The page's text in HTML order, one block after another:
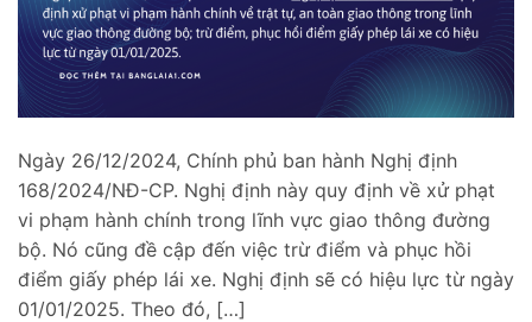
Ngày 26/12/2024, Chính phủ ban hành Nghị định
168/2024/NĐ-CP. Nghị định này quy định về xử phạt
vi phạm hành chính trong lĩnh vực giao thông đường
bộ. Nó cũng đề cập đến việc trừ điểm và phục hồi
điểm giấy phép lái xe. Nghị định sẽ có hiệu lực từ ngày
01/01/2025. Theo đó, […]